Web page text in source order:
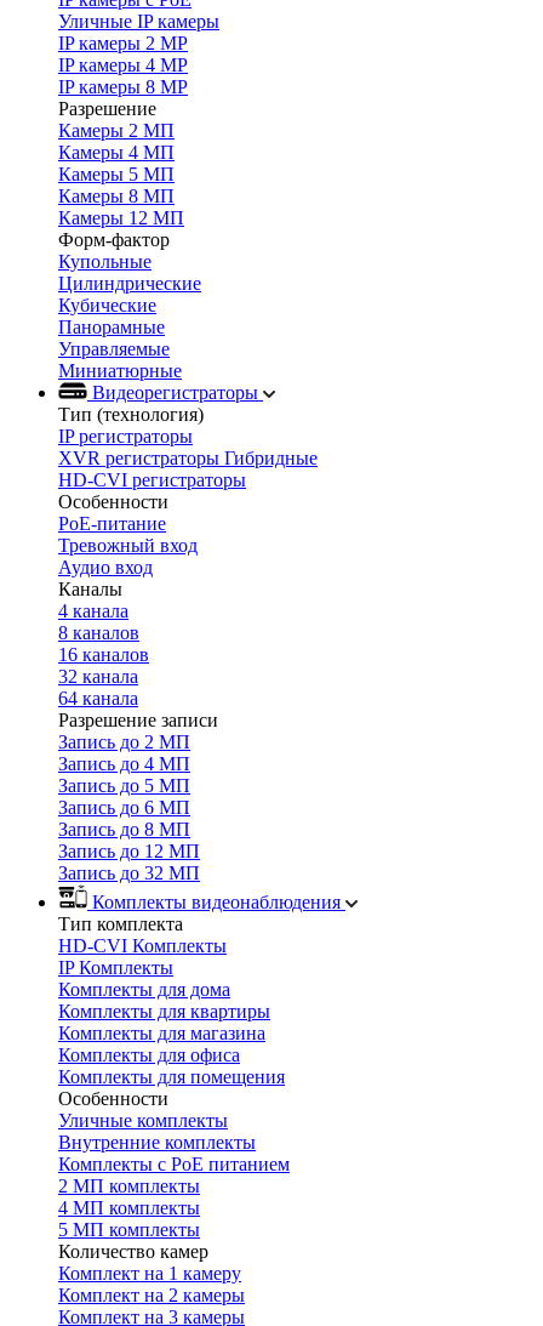
Уличные IP камеры
IP камеры 2 MP
IP камеры 4 MP
IP камеры 8 MP
Разрешение
Камеры 2 МП
Камеры 4 МП
Камеры 5 МП
Камеры 8 МП
Камеры 12 МП
Форм-фактор
Купольные
Цилиндрические
Кубические
Панорамные
Управляемые
Миниатюрные
Видеорегистраторы
Тип (технология)
IP регистраторы
XVR регистраторы Гибридные
HD-CVI регистраторы
Особенности
PoE-питание
Тревожный вход
Аудио вход
Каналы
4 канала
8 каналов
16 каналов
32 канала
64 канала
Разрешение записи
Запись до 2 МП
Запись до 4 МП
Запись до 5 МП
Запись до 6 МП
Запись до 8 МП
Запись до 12 МП
Запись до 32 МП
Комплекты видеонаблюдения
Тип комплекта
HD-CVI Комплекты
IP Комплекты
Комплекты для дома
Комплекты для квартиры
Комплекты для магазина
Комплекты для офиса
Комплекты для помещения
Особенности
Уличные комплекты
Внутренние комплекты
Комплекты с PoE питанием
2 МП комплекты
4 МП комплекты
5 МП комплекты
Количество камер
Комплект на 1 камеру
Комплект на 2 камеры
Комплект на 3 камеры